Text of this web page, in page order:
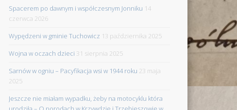
Spacerem po dawnym i współczesnym Jonniku 14
czerwca 2026
Wypędzeni w gminie Tuchowicz 13 października 2025
Wojna w oczach dzieci 31 sierpnia 2025
Sarnów w ogniu – Pacyfikacja wsi w 1944 roku 23 maja
2025
Jeszcze nie miałam wypadku, żeby na motocyklu która